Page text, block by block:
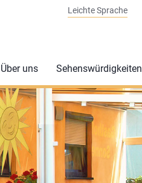
Leichte Sprache
Über uns Sehenswürdigkeiten